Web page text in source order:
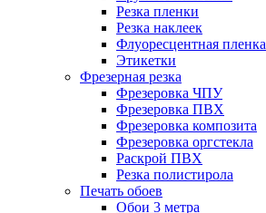
Резка пленки
Резка наклеек
Флуоресцентная пленка
Этикетки
Фрезерная резка
Фрезеровка ЧПУ
Фрезеровка ПВХ
Фрезеровка композита
Фрезеровка оргстекла
Раскрой ПВХ
Резка полистирола
Печать обоев
Обои 3 метра